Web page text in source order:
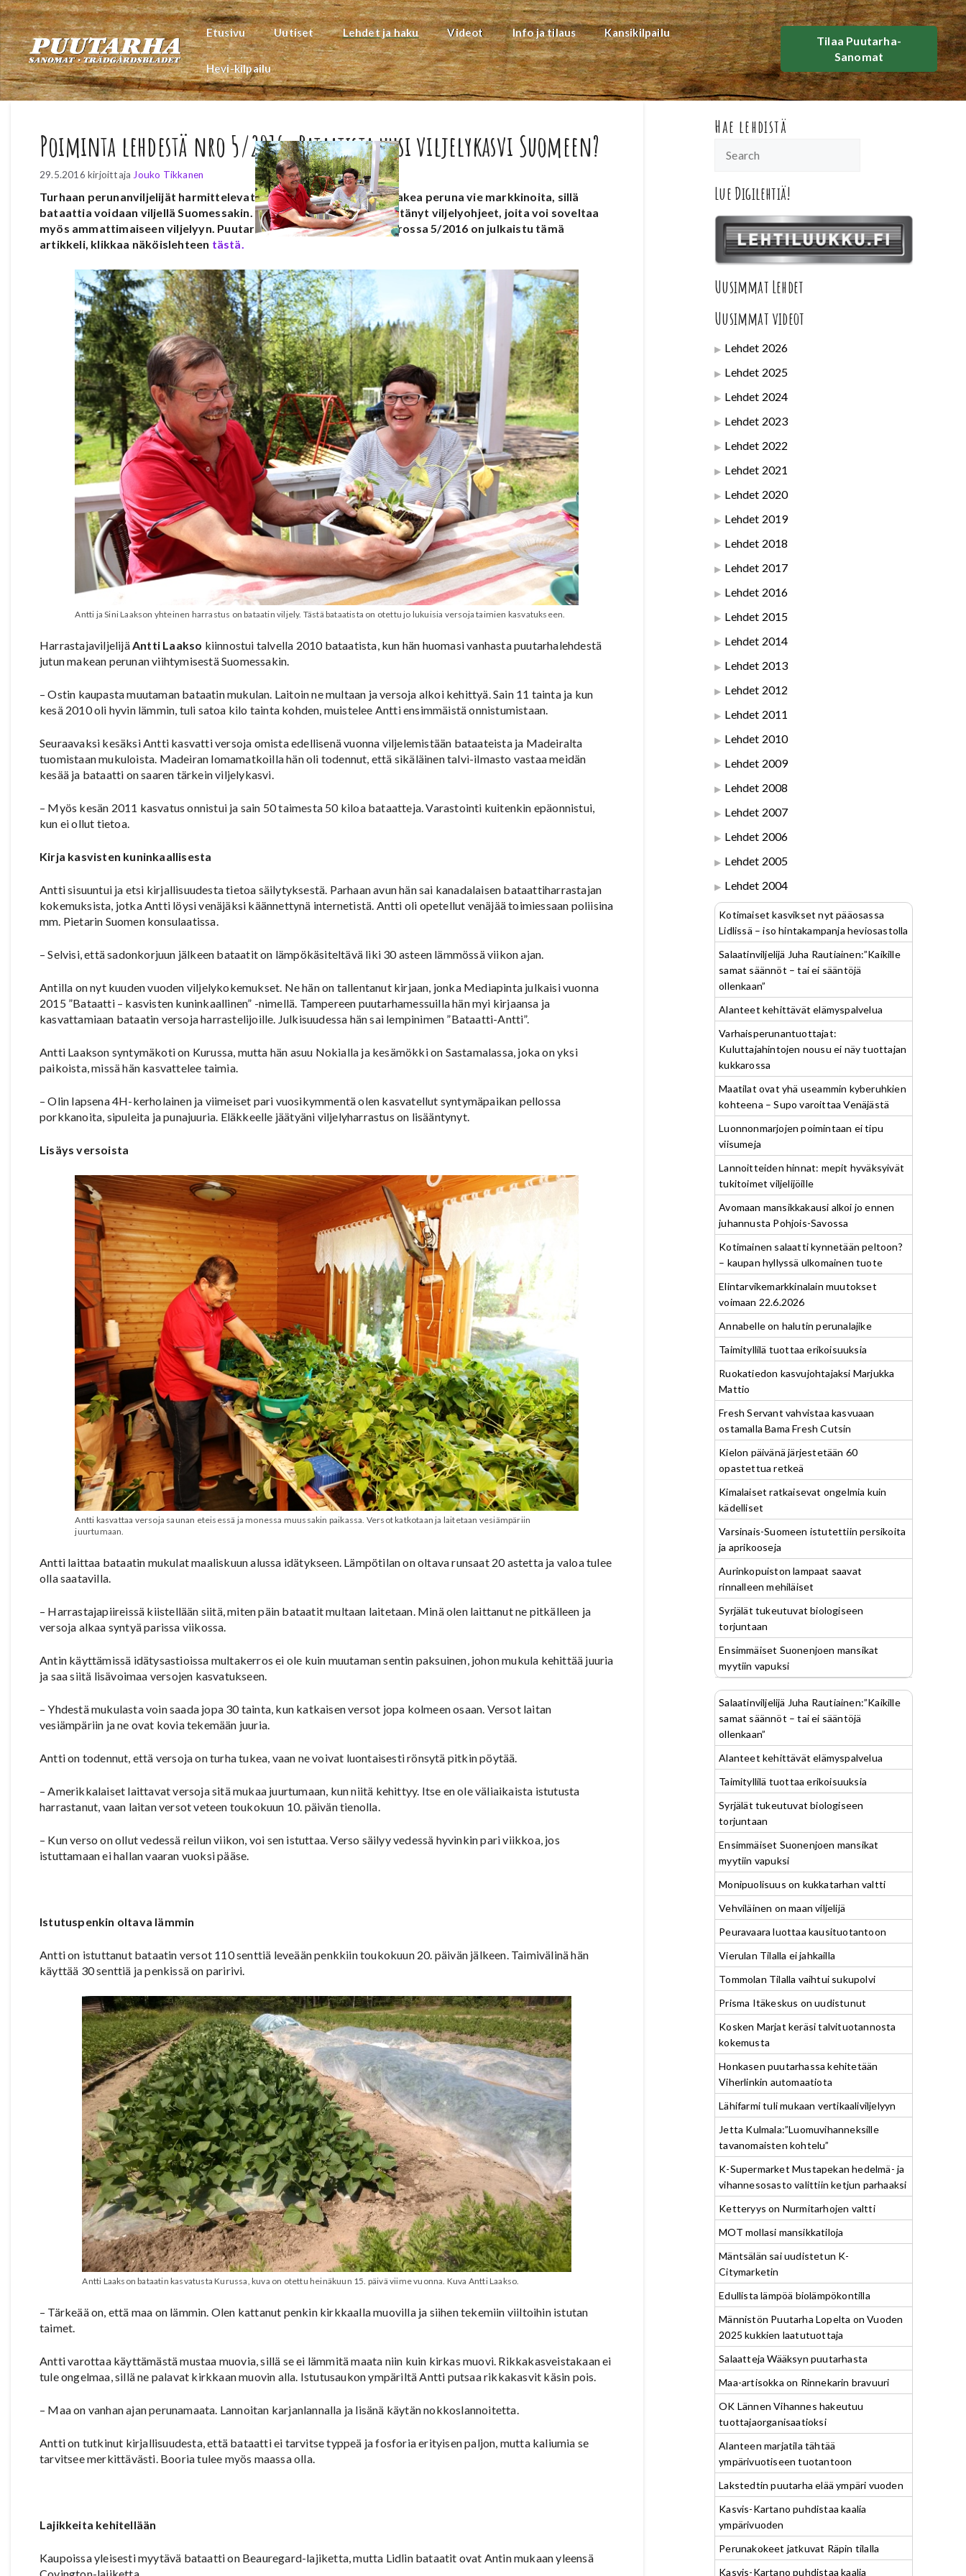
Siirry
sisältöön
Etusivu Uutiset Lehdet ja haku Videot Info ja tilaus Kansikilpailu
Hevi-kilpailu
Tilaa Puutarha-
Sanomat
Poiminta lehdestä nro 5/2016: Bataatista uusi viljelykasvi Suomeen?
29.5.2016 kirjoittaja Jouko Tikkanen
Turhaan perunanviljelijät harmittelevat, kun kaukomailta tuotu makea peruna vie markkinoita, sillä
bataattia voidaan viljellä Suomessakin. Harrastajaviljelijä on kehittänyt viljelyohjeet, joita voi soveltaa
myös ammattimaiseen viljelyyn. Puutarha-Sanomat -lehden numerossa 5/2016 on julkaistu tämä
artikkeli, klikkaa näköislehteen tästä.
Antti ja Sini Laakson yhteinen harrastus on bataatin viljely. Tästä bataatista on otettu jo lukuisia versoja taimien kasvatukseen.
HarrastajaviljelijäAntti Laakso kiinnostui talvella 2010 bataatista, kun hän huomasi vanhasta puutarhalehdestä
jutun makean perunan viihtymisestä Suomessakin.
– Ostin kaupasta muutaman bataatin mukulan. Laitoin ne multaan ja versoja alkoi kehittyä. Sain 11 tainta ja kun
kesä 2010 oli hyvin lämmin, tuli satoa kilo tainta kohden, muistelee Antti ensimmäistä onnistumistaan.
Seuraavaksi kesäksi Antti kasvatti versoja omista edellisenä vuonna viljelemistään bataateista ja Madeiralta
tuomistaan mukuloista. Madeiran lomamatkoilla hän oli todennut, että sikäläinen talvi-ilmasto vastaa meidän
kesää ja bataatti on saaren tärkein viljelykasvi.
– Myös kesän 2011 kasvatus onnistui ja sain 50 taimesta 50 kiloa bataatteja. Varastointi kuitenkin epäonnistui,
kun ei ollut tietoa.
Kirja kasvisten kuninkaallisesta
Antti sisuuntui ja etsi kirjallisuudesta tietoa säilytyksestä. Parhaan avun hän sai kanadalaisen bataattiharrastajan
kokemuksista, jotka Antti löysi venäjäksi käännettynä internetistä. Antti oli opetellut venäjää toimiessaan poliisina
mm. Pietarin Suomen konsulaatissa.
– Selvisi, että sadonkorjuun jälkeen bataatit on lämpökäsiteltävä liki 30 asteen lämmössä viikon ajan.
Antilla on nyt kuuden vuoden viljelykokemukset. Ne hän on tallentanut kirjaan, jonka Mediapinta julkaisi vuonna
2015 ”Bataatti – kasvisten kuninkaallinen” -nimellä. Tampereen puutarhamessuilla hän myi kirjaansa ja
kasvattamiaan bataatin versoja harrastelijoille. Julkisuudessa hän sai lempinimen ”Bataatti-Antti”.
Antti Laakson syntymäkoti on Kurussa, mutta hän asuu Nokialla ja kesämökki on Sastamalassa, joka on yksi
paikoista, missä hän kasvattelee taimia.
– Olin lapsena 4H-kerholainen ja viimeiset pari vuosikymmentä olen kasvatellut syntymäpaikan pellossa
porkkanoita, sipuleita ja punajuuria. Eläkkeelle jäätyäni viljelyharrastus on lisääntynyt.
Lisäys versoista
Antti kasvattaa versoja saunan eteisessä ja monessa muussakin paikassa. Versot katkotaan ja laitetaan vesiämpäriin
juurtumaan.
Antti laittaa bataatin mukulat maaliskuun alussa idätykseen. Lämpötilan on oltava runsaat 20 astetta ja valoa tulee
olla saatavilla.
– Harrastajapiireissä kiistellään siitä, miten päin bataatit multaan laitetaan. Minä olen laittanut ne pitkälleen ja
versoja alkaa syntyä parissa viikossa.
Antin käyttämissä idätysastioissa multakerros ei ole kuin muutaman sentin paksuinen, johon mukula kehittää juuria
ja saa siitä lisävoimaa versojen kasvatukseen.
– Yhdestä mukulasta voin saada jopa 30 tainta, kun katkaisen versot jopa kolmeen osaan. Versot laitan
vesiämpäriin ja ne ovat kovia tekemään juuria.
Antti on todennut, että versoja on turha tukea, vaan ne voivat luontaisesti rönsytä pitkin pöytää.
– Amerikkalaiset laittavat versoja sitä mukaa juurtumaan, kun niitä kehittyy. Itse en ole väliaikaista istutusta
harrastanut, vaan laitan versot veteen toukokuun 10. päivän tienolla.
– Kun verso on ollut vedessä reilun viikon, voi sen istuttaa. Verso säilyy vedessä hyvinkin pari viikkoa, jos
istuttamaan ei hallan vaaran vuoksi pääse.
Istutuspenkin oltava lämmin
Antti on istuttanut bataatin versot 110 senttiä leveään penkkiin toukokuun 20. päivän jälkeen. Taimivälinä hän
käyttää 30 senttiä ja penkissä on paririvi.
Antti Laakson bataatin kasvatusta Kurussa, kuva on otettu heinäkuun 15. päivä viime vuonna. Kuva Antti Laakso.
– Tärkeää on, että maa on lämmin. Olen kattanut penkin kirkkaalla muovilla ja siihen tekemiin viiltoihin istutan
taimet.
Antti varottaa käyttämästä mustaa muovia, sillä se ei lämmitä maata niin kuin kirkas muovi. Rikkakasveistakaan ei
tule ongelmaa, sillä ne palavat kirkkaan muovin alla. Istutusaukon ympäriltä Antti putsaa rikkakasvit käsin pois.
– Maa on vanhan ajan perunamaata. Lannoitan karjanlannalla ja lisänä käytän nokkoslannoitetta.
Antti on tutkinut kirjallisuudesta, että bataatti ei tarvitse typpeä ja fosforia erityisen paljon, mutta kaliumia se
tarvitsee merkittävästi. Booria tulee myös maassa olla.
Lajikkeita kehitellään
Kaupoissa yleisesti myytävä bataatti on Beauregard-lajiketta, mutta Lidlin bataatit ovat Antin mukaan yleensä
Hae lehdistä
Lue Digilehtiä!
Uusimmat Lehdet
Uusimmat videot
Lehdet 2026
Lehdet 2025
Lehdet 2024
Lehdet 2023
Lehdet 2022
Lehdet 2021
Lehdet 2020
Lehdet 2019
Lehdet 2018
Lehdet 2017
Lehdet 2016
Lehdet 2015
Lehdet 2014
Lehdet 2013
Lehdet 2012
Lehdet 2011
Lehdet 2010
Lehdet 2009
Lehdet 2008
Lehdet 2007
Lehdet 2006
Lehdet 2005
Lehdet 2004
Kotimaiset kasvikset nyt pääosassa
Lidlissä – iso hintakampanja heviosastolla
Salaatinviljelijä Juha Rautiainen:”Kaikille
samat säännöt – tai ei sääntöjä
ollenkaan”
Alanteet kehittävät elämyspalvelua
Varhaisperunantuottajat:
Kuluttajahintojen nousu ei näy tuottajan
kukkarossa
Maatilat ovat yhä useammin kyberuhkien
kohteena – Supo varoittaa Venäjästä
Luonnonmarjojen poimintaan ei tipu
viisumeja
Lannoitteiden hinnat: mepit hyväksyivät
tukitoimet viljelijöille
Avomaan mansikkakausi alkoi jo ennen
juhannusta Pohjois-Savossa
Kotimainen salaatti kynnetään peltoon?
– kaupan hyllyssä ulkomainen tuote
Elintarvikemarkkinalain muutokset
voimaan 22.6.2026
Annabelle on halutin perunalajike
Taimityllilä tuottaa erikoisuuksia
Ruokatiedon kasvujohtajaksi Marjukka
Mattio
Fresh Servant vahvistaa kasvuaan
ostamalla Bama Fresh Cutsin
Kielon päivänä järjestetään 60
opastettua retkeä
Kimalaiset ratkaisevat ongelmia kuin
kädelliset
Varsinais-Suomeen istutettiin persikoita
ja aprikooseja
Aurinkopuiston lampaat saavat
rinnalleen mehiläiset
Syrjälät tukeutuvat biologiseen
torjuntaan
Ensimmäiset Suonenjoen mansikat
myytiin vapuksi
Salaatinviljelijä Juha Rautiainen:”Kaikille
samat säännöt – tai ei sääntöjä
ollenkaan”
Alanteet kehittävät elämyspalvelua
Taimityllilä tuottaa erikoisuuksia
Syrjälät tukeutuvat biologiseen
torjuntaan
Ensimmäiset Suonenjoen mansikat
myytiin vapuksi
Monipuolisuus on kukkatarhan valtti
Vehviläinen on maan viljelijä
Peuravaara luottaa kausituotantoon
Vierulan Tilalla ei jahkailla
Tommolan Tilalla vaihtui sukupolvi
Prisma Itäkeskus on uudistunut
Kosken Marjat keräsi talvituotannosta
kokemusta
Honkasen puutarhassa kehitetään
Viherlinkin automaatiota
Lähifarmi tuli mukaan vertikaaliviljelyyn
Jetta Kulmala:”Luomuvihanneksille
tavanomaisten kohtelu”
K-Supermarket Mustapekan hedelmä- ja
vihannesosasto valittiin ketjun parhaaksi
Ketteryys on Nurmitarhojen valtti
MOT mollasi mansikkatiloja
Mäntsälän sai uudistetun K-
Citymarketin
Edullista lämpöä biolämpökontilla
Männistön Puutarha Lopelta on Vuoden
2025 kukkien laatutuottaja
Salaatteja Wääksyn puutarhasta
Maa-artisokka on Rinnekarin bravuuri
OK Lännen Vihannes hakeutuu
tuottajaorganisaatioksi
Alanteen marjatila tähtää
ympärivuotiseen tuotantoon
Lakstedtin puutarha elää ympäri vuoden
Kasvis-Kartano puhdistaa kaalia
ympärivuoden
Perunakokeet jatkuvat Räpin tilalla
Kasvis-Kartano puhdistaa kaalia